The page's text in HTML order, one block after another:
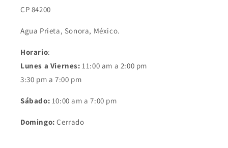
CP 84200
Agua Prieta, Sonora, México.
Horario:
Lunes a Viernes: 11:00 am a 2:00 pm
3:30 pm a 7:00 pm
Sábado: 10:00 am a 7:00 pm
Domingo: Cerrado